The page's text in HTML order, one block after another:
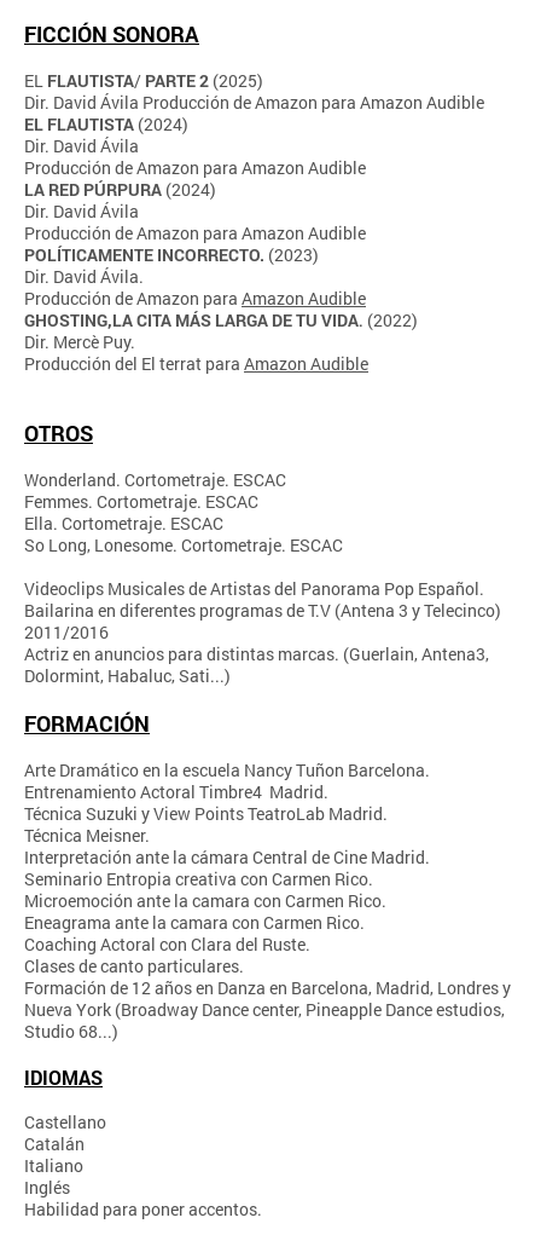
FICCIÓN SONORA
EL FLAUTISTA/ PARTE2 (2025)
Dir. David Ávila Producción de Amazon para Amazon Audible
EL FLAUTISTA (2024)
Dir. David Ávila
Producción de Amazon para Amazon Audible
LA RED PÚRPURA (2024)
Dir. David Ávila
Producción de Amazon para Amazon Audible
POLÍTICAMENTE INCORRECTO. (2023)
Dir. David Ávila.
Producción de Amazon para Amazon Audible
GHOSTING,LA CITA MÁS LARGA DE TU VIDA. (2022)
Dir. Mercè Puy.
Producción del El terrat para Amazon Audible
OTROS
Wonderland. Cortometraje. ESCAC
Femmes. Cortometraje. ESCAC
Ella. Cortometraje. ESCAC
So Long, Lonesome. Cortometraje. ESCAC
Videoclips Musicales de Artistas del Panorama Pop Español.
Bailarina en diferentes programas de T.V (Antena 3 y Telecinco)
2011/2016
Actriz en anuncios para distintas marcas. (Guerlain, Antena3,
Dolormint, Habaluc, Sati...)
FORMACIÓN
Arte Dramático en la escuela Nancy Tuñon Barcelona.
Entrenamiento Actoral Timbre4 Madrid.
Técnica Suzuki y View Points TeatroLab Madrid.
Técnica Meisner.
Interpretación ante la cámara Central de Cine Madrid.
Seminario Entropia creativa con Carmen Rico.
Microemoción ante la camara con Carmen Rico.
Eneagrama ante la camara con Carmen Rico.
Coaching Actoral con Clara del Ruste.
Clases de canto particulares.
Formación de 12 años en Danza en Barcelona, Madrid, Londres y
Nueva York (Broadway Dance center, Pineapple Dance estudios,
Studio 68...)
IDIOMAS
Castellano
Catalán
Italiano
Inglés
Habilidad para poner accentos.